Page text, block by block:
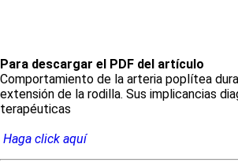
Para descargar el PDF del artículo
Comportamiento de la arteria poplítea
extensión de la rodilla. Sus implicancias
terapéuticas
Haga click aquí